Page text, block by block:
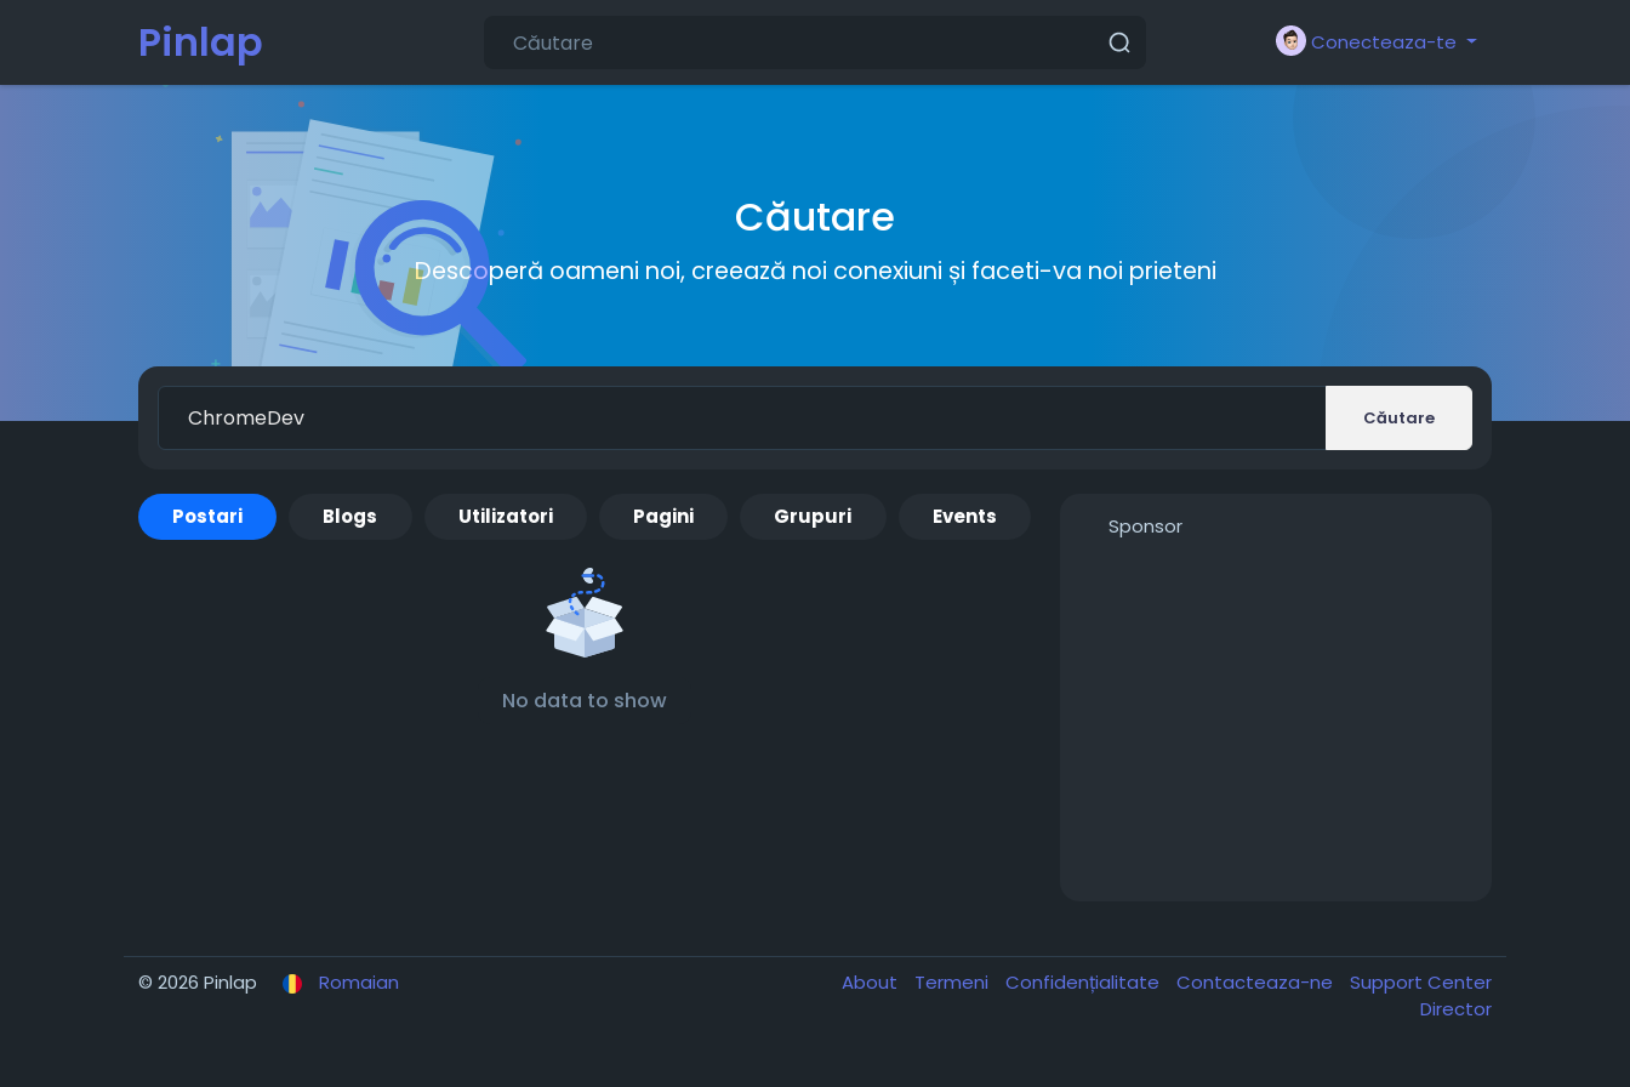
Pinlap Conecteaza-te
Căutare
Descoperă oameni noi, creează noi conexiuni și faceti-va noi prieteni
Căutare
Postari Blogs Utilizatori Pagini Grupuri Events
No data to show
Sponsor
© 2026 Pinlap Romaian About Termeni Confidențialitate Contacteaza-ne
Support Center
Director